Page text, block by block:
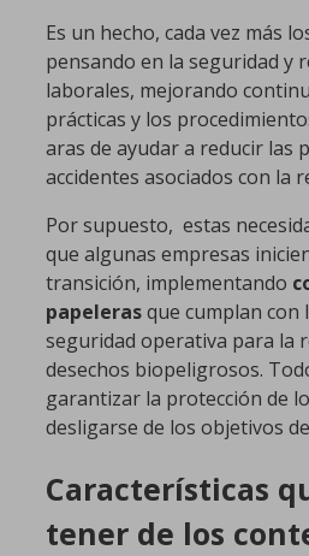
Es un hecho, cada vez más
pensando en la seguridad y
laborales, mejorando
prácticas y los
aras de ayudar a reducir las
accidentes asociados con la
Por supuesto, estas
que algunas empresas
transición, implementando
papelerasque cumplan con
seguridad operativa para la
desechos biopeligrosos.
garantizar la protección de
desligarse de los objetivos
Características
tener de los